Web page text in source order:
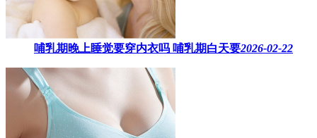
哺乳期晚上睡觉要穿内衣吗​ 哺乳期白天要2026-02-22